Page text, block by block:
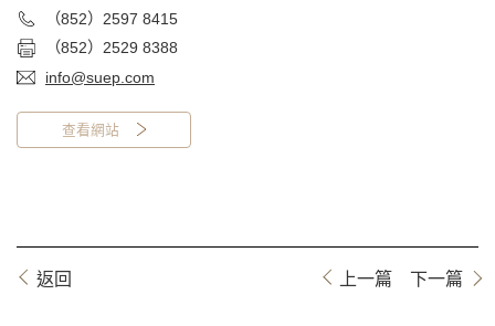
（852）2597 8415
（852）2529 8388
info@suep.com
查看網站
返回 上一篇 下一篇